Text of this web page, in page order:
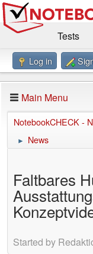
Tests
Benchmarks /
Forum
Log in
Main Menu
NotebookCHECK -
► News
Faltbares
Started by